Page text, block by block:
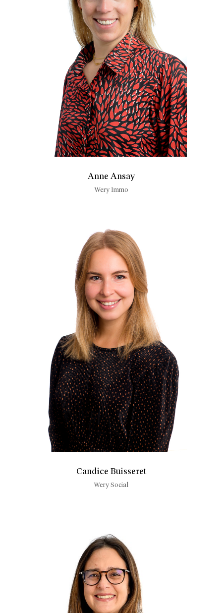
Anne Ansay
Wery Immo
Candice Buisseret
Wery Social